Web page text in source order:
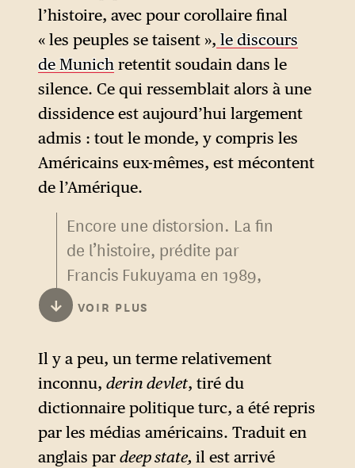
plusieurs parties du monde.
En revanche, la Russie a en
effet toujours activement
soutenu de tels mouvements,
en militant notamment pour
affaiblir l’alliance Euro-
Atlantique et « casser »
l’Union et en octroyant son
soutien à toutes les forces
centrifuges au sein de
l’Europe. S’il n’y a plus le
soutien des États-Unis et que
l’Union, aujourd’hui la
se décompose, la Russie aura
gagné sa bataille :
séparément, aucun pays
européen ne peut tenir face à
elle.
blogueurs, mais aussi des
gens qui n’ont fait que liker ou
reposter la moindre opinion
qui va à l’encontre de la
politique russe. On sait
également que de nombreux
hackers, trolls et bots russes
agissent sur la Toile pour
influencer l’opinion publique
dans de nombreux pays du
monde.
l’histoire, avec pour corollaire final
« les peuples se taisent », le discours
de Munichretentit soudain dans le
silence. Ce qui ressemblait alors à une
dissidence est aujourd’hui largement
admis : tout le monde, y compris les
Américains eux-mêmes, est mécontent
de l’Amérique.
Encore une distorsion. La fin
de l’histoire, prédite par
Francis Fukuyama en 1989,
après la chute du mur de
Berlin, n’a rien à voir avec la
domination américaine. Il
parlait de la victoire
idéologique de la démocratie
et du libéralisme, alors qu’ils
cèdent aujourd’hui par-ci par-
↓ VOIR PLUS
Il y a peu, un terme relativement
inconnu, derin devlet, tiré du
dictionnaire politique turc, a été repris
par les médias américains. Traduit en
anglais par deep state, il est arrivé